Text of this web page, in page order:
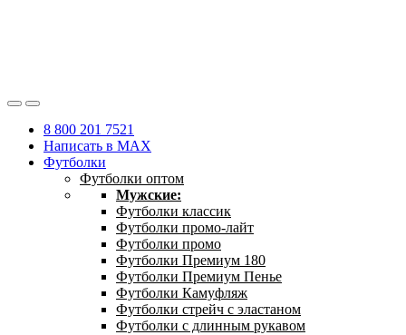
8 800 201 7521
Написать в MAX
Футболки
Футболки оптом
Мужские:
Футболки классик
Футболки промо-лайт
Футболки промо
Футболки Премиум 180
Футболки Премиум Пенье
Футболки Камуфляж
Футболки стрейч с эластаном
Футболки с длинным рукавом